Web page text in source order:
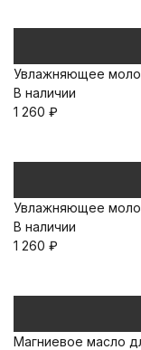
Увлажняющее
В наличии
1 260 ₽
Увлажняющее
В наличии
1 260 ₽
Магниевое масло